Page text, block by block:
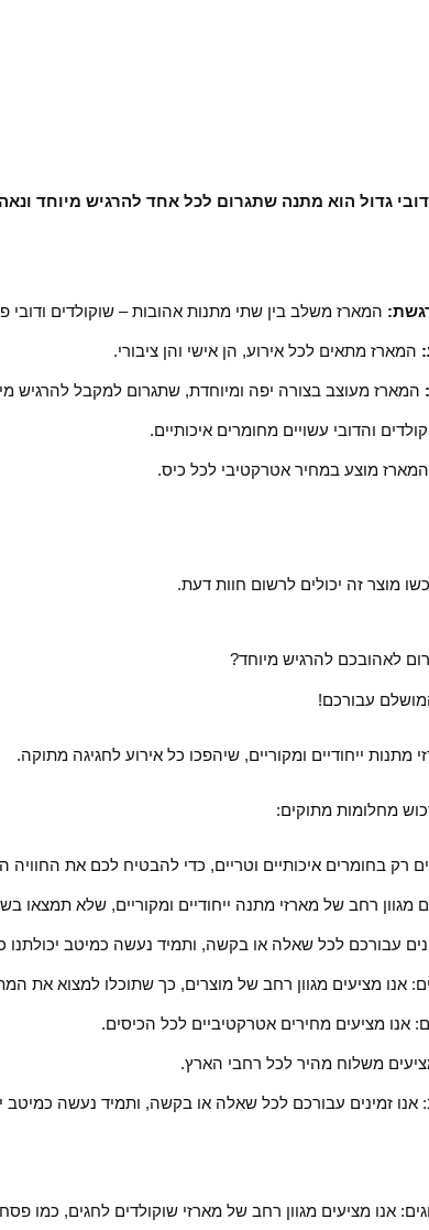
גדול הוא מתנה שתגרום לכל אחד להרגיש מיוחד
המארז משלב בין שתי מתנות אהובות – שוקולדים ודובי
המארז מתאים לכל אירוע, הן אישי והן ציבורי.
המארז מעוצב בצורה יפה ומיוחדת, שתגרום למקבל להרגיש
והדובי עשויים מחומרים איכותיים.
המארז מוצע במחיר אטרקטיבי לכל כיס.
מוצר זה יכולים לרשום חוות דעת.
לאהובכם להרגיש מיוחד?
עבורכם!
מתנות ייחודיים ומקוריים, שיהפכו כל אירוע לחגיגה מתוקה.
מחלומות מתוקים:
רק בחומרים איכותיים וטריים, כדי להבטיח לכם את החוויה
מגוון רחב של מארזי מתנה ייחודיים ומקוריים, שלא תמצאו
עבורכם לכל שאלה או בקשה, ותמיד נעשה כמיטב
אנו מציעים מגוון רחב של מוצרים, כך שתוכלו למצוא את
אנו מציעים מחירים אטרקטיביים לכל הכיסים.
משלוח מהיר לכל רחבי הארץ.
אנו זמינים עבורכם לכל שאלה או בקשה, ותמיד נעשה
אנו מציעים מגוון רחב של מארזי שוקולדים לחגים, כמו